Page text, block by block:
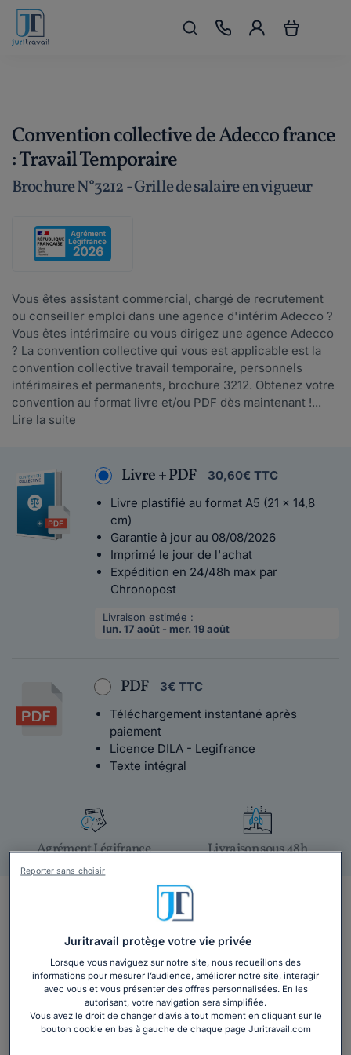
Convention collective de Adecco france
: Travail Temporaire
Brochure N°3212 - Grille de salaire en vigueur
Vous êtes assistant commercial, chargé de recrutement
ou conseiller emploi dans une agence d'intérim Adecco ?
Vous êtes intérimaire ou vous dirigez une agence Adecco
? La convention collective qui vous est applicable est la
convention collective travail temporaire, personnels
intérimaires et permanents, brochure 3212. Obtenez votre
convention au format livre et/ou PDF dès maintenant !...
Lire la suite
Livre + PDF
30,60€ TTC
Livre plastifié au format A5 (21 x 14,8
cm)
Garantie à jour au 08/08/2026
Imprimé le jour de l'achat
Expédition en 24/48h max par
Chronopost
Livraison estimée :
lun. 17 août - mer. 19 août
PDF
3€ TTC
Téléchargement instantané après
paiement
Licence DILA - Legifrance
Texte intégral
Agrément Légifrance Livraison sous 48h
Salarié de Adecco france, à quelle convention
Vous êtes salarié dans une agence d'intérim
Adecco ?
La convention collective qui vous est applicable est la
convention collective des personnels intérimaires et
Juritravail protège votre vie privée
Lorsque vous naviguez sur notre site, nous recueillons des
informations pour mesurer l’audience, améliorer notre site, interagir
avec vous et vous présenter des offres personnalisées. En les
autorisant, votre navigation sera simplifiée.
Vous avez le droit de changer d’avis à tout moment en cliquant sur le
bouton cookie en bas à gauche de chaque page Juritravail.com
Reporter sans choisir